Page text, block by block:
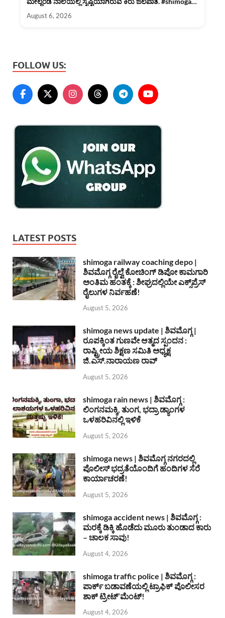
August 6, 2026
FOLLOW US:
LATEST POSTS
shimoga railway coaching depo |
ಶಿವಮೊಗ್ಗ ರೈಲ್ವೆ ಕೋಚಿಂಗ್ ಡಿಪೋ ಕಾಮಗಾರಿ
ಅಂತಿಮ ಹಂತಕ್ಕೆ : ಶೀಘ್ರದಲ್ಲಿಯೇ ಎಕ್ಸ್‌ಪ್ರೆಸ್
ರೈಲುಗಳ ನಿರ್ವಹಣೆ!
August 5, 2026
shimoga news update | ಶಿವಮೊಗ್ಗ |
ರೂಪಕ್ಕಿಂತ ಗುಣವೇ ಆತ್ಮದ ಸ್ಪಂದನ :
ರಾಷ್ಟ್ರೀಯ ಶಿಕ್ಷಣ ಸಮಿತಿ ಅಧ್ಯಕ್ಷ
ಜಿ.ಎಸ್.ನಾರಾಯಣ ರಾವ್
August 5, 2026
shimoga rain news | ಶಿವಮೊಗ್ಗ :
ಲಿಂಗನಮಕ್ಕಿ, ತುಂಗ, ಭದ್ರಾ ಡ್ಯಾಂಗಳ
ಒಳಹರಿವಿನಲ್ಲಿ ಇಳಿಕೆ
August 5, 2026
shimoga news | ಶಿವಮೊಗ್ಗ ನಗರದಲ್ಲಿ
ಪೊಲೀಸ್ ಭದ್ರತೆಯೊಂದಿಗೆ ಹಂದಿಗಳ ಸೆರೆ
ಕಾರ್ಯಾಚರಣೆ!
August 5, 2026
shimoga accident news | ಶಿವಮೊಗ್ಗ :
ಮರಕ್ಕೆ ಡಿಕ್ಕಿ ಹೊಡೆದು ಮೂರು ತುಂಡಾದ ಕಾರು
– ಚಾಲಕ ಸಾವು!
August 4, 2026
shimoga traffic police | ಶಿವಮೊಗ್ಗ :
ಪಾರ್ಕ್ ಬಡಾವಣೆಯಲ್ಲಿ ಟ್ರಾಫಿಕ್ ಪೊಲೀಸರ
ಶಾಕ್ ಟ್ರೀಟ್’ಮೆಂಟ್!
August 4, 2026